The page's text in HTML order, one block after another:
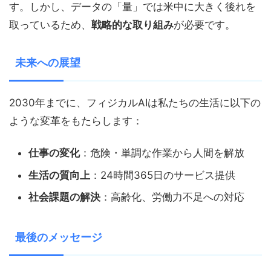
す。しかし、データの「量」では米中に大きく後れを
取っているため、 戦略的な取り組みが必要です。
未来への展望
2030年までに、フィジカルAIは私たちの生活に以下の
ような変革をもたらします：
仕事の変化：危険・単調な作業から人間を解放
生活の質向上 ：24時間365日のサービス提供
社会課題の解決 ：高齢化、労働力不足への対応
最後のメッセージ